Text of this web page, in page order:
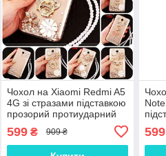
Чохол на Xiaomi Redmi A5
4G зі стразами підставкою
прозорий протиударний
599₴ 909 ₴ 599